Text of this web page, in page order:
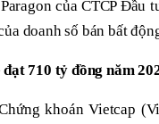
của CTCP Đầu
doanh số bán bất
710 tỷ đồng năm
khoán Vietcap